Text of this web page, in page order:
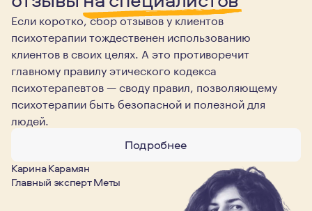
Если коротко, сбор отзывов у клиентов
психотерапии тождественен использованию
клиентов в своих целях. А это противоречит
главному правилу этического кодекса
психотерапевтов — своду правил, позволяющему
психотерапии быть безопасной и полезной для
людей.
Подробнее
Карина Карамян
Главный эксперт Меты